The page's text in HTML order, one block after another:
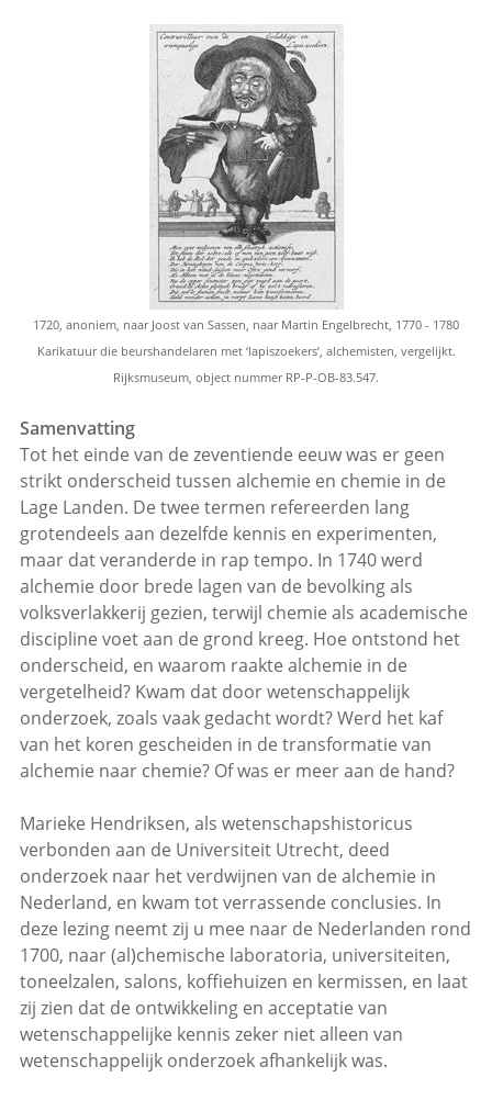
1720, anoniem, naar Joost van Sassen, naar Martin Engelbrecht, 1770 - 1780
Karikatuur die beurshandelaren met ‘lapiszoekers’, alchemisten, vergelijkt.
Rijksmuseum, object nummer RP-P-OB-83.547.
Samenvatting
Tot het einde van de zeventiende eeuw was er geen
strikt onderscheid tussen alchemie en chemie in de
Lage Landen. De twee termen refereerden lang
grotendeels aan dezelfde kennis en experimenten,
maar dat veranderde in rap tempo. In 1740 werd
alchemie door brede lagen van de bevolking als
volksverlakkerij gezien, terwijl chemie als academische
discipline voet aan de grond kreeg. Hoe ontstond het
onderscheid, en waarom raakte alchemie in de
vergetelheid? Kwam dat door wetenschappelijk
onderzoek, zoals vaak gedacht wordt? Werd het kaf
van het koren gescheiden in de transformatie van
alchemie naar chemie? Of was er meer aan de hand?
Marieke Hendriksen, als wetenschapshistoricus
verbonden aan de Universiteit Utrecht, deed
onderzoek naar het verdwijnen van de alchemie in
Nederland, en kwam tot verrassende conclusies. In
deze lezing neemt zij u mee naar de Nederlanden rond
1700, naar (al)chemische laboratoria, universiteiten,
toneelzalen, salons, koffiehuizen en kermissen, en laat
zij zien dat de ontwikkeling en acceptatie van
wetenschappelijke kennis zeker niet alleen van
wetenschappelijk onderzoek afhankelijk was.